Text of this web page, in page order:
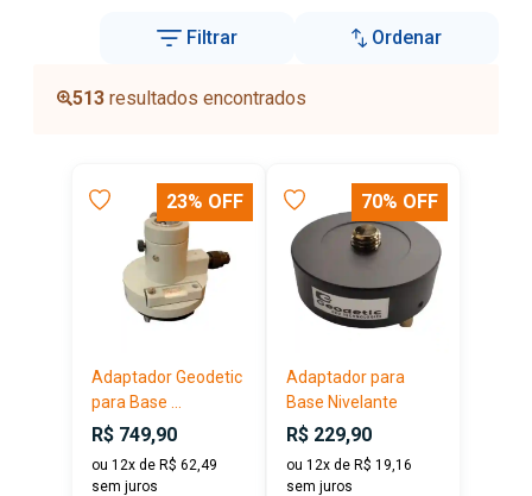
Filtrar Ordenar
513 resultados encontrados
23% OFF
Adaptador Geodetic
para Base ...
R$ 749,90
ou 12x de R$ 62,49
sem juros
70% OFF
Adaptador para
Base Nivelante
R$ 229,90
ou 12x de R$ 19,16
sem juros